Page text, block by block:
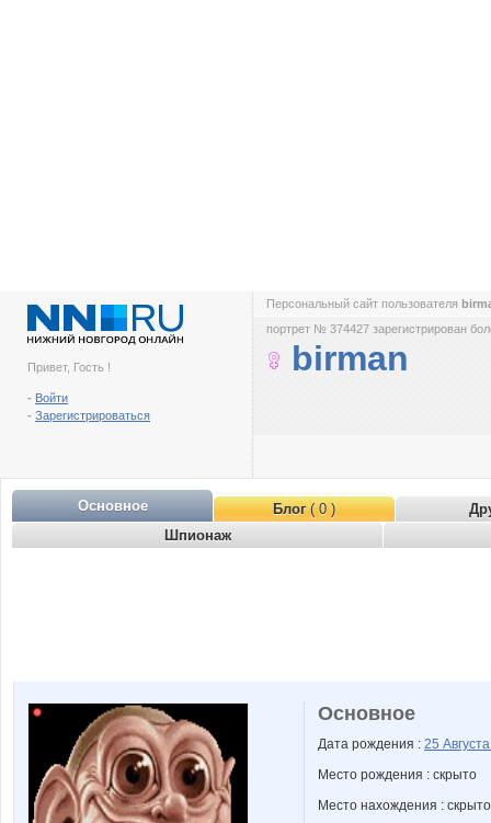
Привет, Гость !
- Войти
- Зарегистрироваться
Персональный сайт пользователя
портрет № 374427 зарегистрирован
birman
Основное Блог( 0 )
Шпионаж
Основное
Дата рождения : 25
Место рождения : скрыто
Место нахождения : скрыто